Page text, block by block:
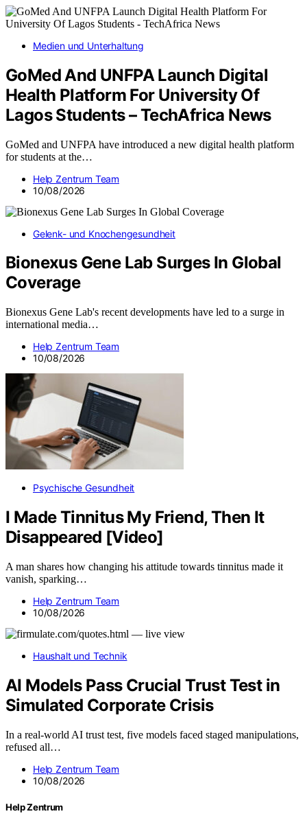
Medien und Unterhaltung
GoMed And UNFPA Launch Digital
Health Platform For University Of
Lagos Students – TechAfrica News
GoMed and UNFPA have introduced a new digital health platform
for students at the…
Help Zentrum Team
10/08/2026
Gelenk- und Knochengesundheit
Bionexus Gene Lab Surges In Global
Coverage
Bionexus Gene Lab's recent developments have led to a surge in
international media…
Help Zentrum Team
10/08/2026
Psychische Gesundheit
I Made Tinnitus My Friend, Then It
Disappeared [Video]
A man shares how changing his attitude towards tinnitus made it
vanish, sparking…
Help Zentrum Team
10/08/2026
Haushalt und Technik
AI Models Pass Crucial Trust Test in
Simulated Corporate Crisis
In a real-world AI trust test, five models faced staged manipulations,
refused all…
Help Zentrum Team
10/08/2026
Help Zentrum